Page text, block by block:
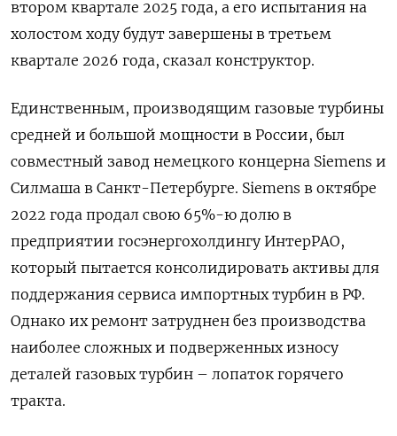
втором квартале 2025 года, а его испытания на
холостом ходу будут завершены в третьем
квартале 2026 года, сказал конструктор.
Единственным, производящим газовые турбины
средней и большой мощности в России, был
совместный завод немецкого концерна Siemens и
Силмаша в Санкт-Петербурге. Siemens в октябре
2022 года продал свою 65%-ю долю в
предприятии госэнергохолдингу ИнтерРАО,
который пытается консолидировать активы для
поддержания сервиса импортных турбин в РФ.
Однако их ремонт затруднен без производства
наиболее сложных и подверженных износу
деталей газовых турбин – лопаток горячего
тракта.